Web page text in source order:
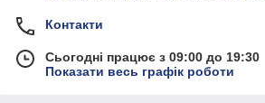
Контакти
Сьогодні працює з 09:00 до 19:30
Показати весь графік роботи